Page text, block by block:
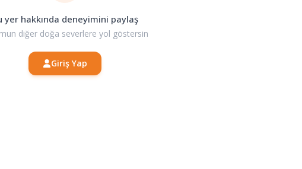
yer hakkında deneyimini paylaş
diğer doğa severlere yol göstersin
Giriş Yap